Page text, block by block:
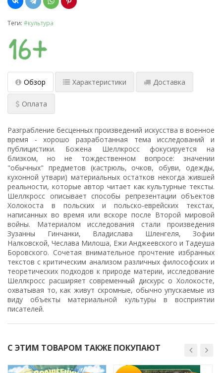
Теги: #культура
Обзор Характеристики Доставка
Оплата
Разграбление бесценных произведений искусства в военное
время - хорошо разработанная тема исследований и
публицистики. Божена Шеллкросс фокусируется на
близком, но не тождественном вопросе: значении
"обычных" предметов (кастрюль, очков, обуви, одежды,
кухонной утвари) материальных остатков некогда жившей
реальности, которые автор читает как культурные тексты.
Шеллкросс описывает способы репрезентации объектов
Холокоста в польских и польско-еврейских текстах,
написанных во время или вскоре после Второй мировой
войны. Материалом исследования стали произведения
Зузанны Гинчанки, Владислава Шленгеля, Зофии
Налковской, Чеслава Милоша, Ежи Анджеевского и Тадеуша
Боровского. Сочетая внимательное прочтение избранных
текстов с критическим анализом различных философских и
теоретических подходов к природе материи, исследование
Шеллкросс расширяет современный дискурс о Холокосте,
охватывая то, как живут скромные, обычно упускаемые из
виду объекты материальной культуры в восприятии
писателей.
С ЭТИМ ТОВАРОМ ТАКЖЕ ПОКУПАЮТ